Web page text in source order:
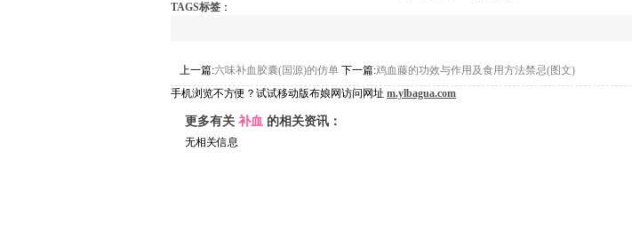
TAGS标签 ：
上一篇:六味补血胶囊(国源)的仿单 下一篇:鸡血藤的功效与作用及食用方法禁忌(图文)
手机浏览不方便？试试移动版布娘网访问网址 m.ylbagua.com
更多有关 补血 的相关资讯：
无相关信息